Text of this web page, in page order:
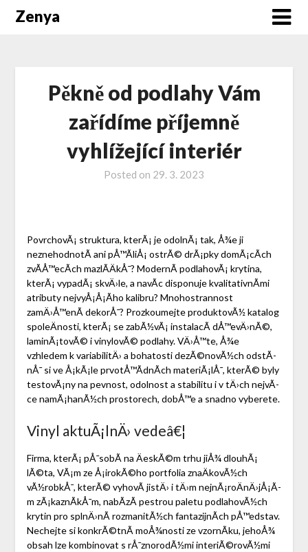
Zenya
Pěkně od podlahy Vám
zařídíme příjemně
vyhlížející interiér
Posted on 29. 3. 2023
PovrchovÃ¡ struktura, kterÃ¡ je odolnÃ¡ tak, Å¾e ji
neznehodnotÃ­ ani pÅ™Ã­liÅ¡ ostrÃ© drÃ¡pky domÃ¡cÃ­ch
zvÃ­Å™ecÃ­ch mazlÃ­ÄkÅ¯? ModernÃ­ podlahovÃ¡ krytina,
kterÃ¡ vypadÃ¡ skvÄ›le, a navÃ­c disponuje kvalitativnÃ­mi
atributy nejvyÅ¡Å¡Ã­ho kalibru? Mnohostrannost
zamÄ›Å™enÃ­ dekorÅ¯? Prozkoumejte produktovÃ½ katalog
spoleÄnosti, kterÃ¡ se zabÃ½vÃ¡ instalacÃ­ dÅ™evÄ›nÃ©,
laminÃ¡tovÃ© ivinylovÃ© podlahy. VÄ›Å™te, Å¾e
vzhledem k variabilitÄ› a bohatosti dezÃ©novÃ½ch odstÃ­
nÅ¯ si ve Å¡kÃ¡le prvotÅ™Ã­dnÃ­ch materiÃ¡lÅ¯, kterÃ© byly
testovÃ¡ny na pevnost, odolnost a stabilitu i v tÄ›ch nejvÃ­
ce namÃ¡hanÃ½ch prostorech, dobÅ™e a snadno vyberete.
Vinyl aktuÃ¡lnÄ› vedeâ€¦
Firma, kterÃ¡ pÅ¯sobÃ­ na ÄeskÃ©m trhu jiÅ¾ dlouhÃ¡
lÃ©ta, VÃ¡m ze Å¡irokÃ©ho portfolia znaÄkovÃ½ch
vÃ½robkÅ¯, kterÃ© vyhovÃ­ jistÄ› i tÄ›m nejnÃ¡roÄnÄ›jÅ¡Ã­
m zÃ¡kaznÃ­kÅ¯m, nabÃ­zÃ­ pestrou paletu podlahovÃ½ch
krytin pro splnÄ›nÃ­ rozmanitÃ½ch fantazijnÃ­ch pÅ™edstav.
Nechejte si konkrÃ©tnÃ­ moÅ¾nosti ze vzornÃ­ku, jehoÅ¾
obsah lze kombinovat s rÅ¯znorodÃ½mi interiÃ©rovÃ½mi